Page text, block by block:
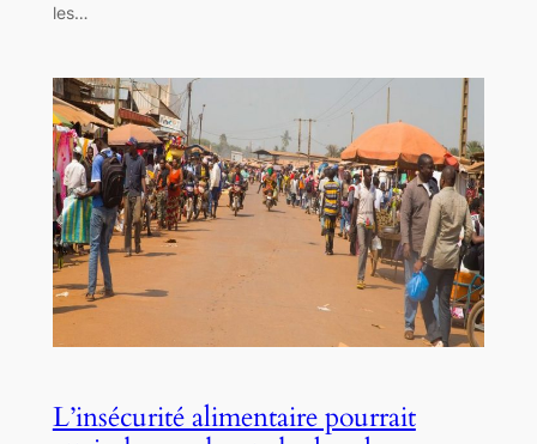
les…
L’insécurité alimentaire pourrait